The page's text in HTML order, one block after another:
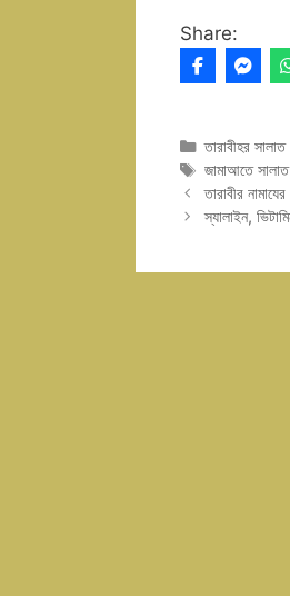
Share:
Categories
তারাবীহর
Tags
জামাআতে সালাত
তারাবীর
স্যালাইন,